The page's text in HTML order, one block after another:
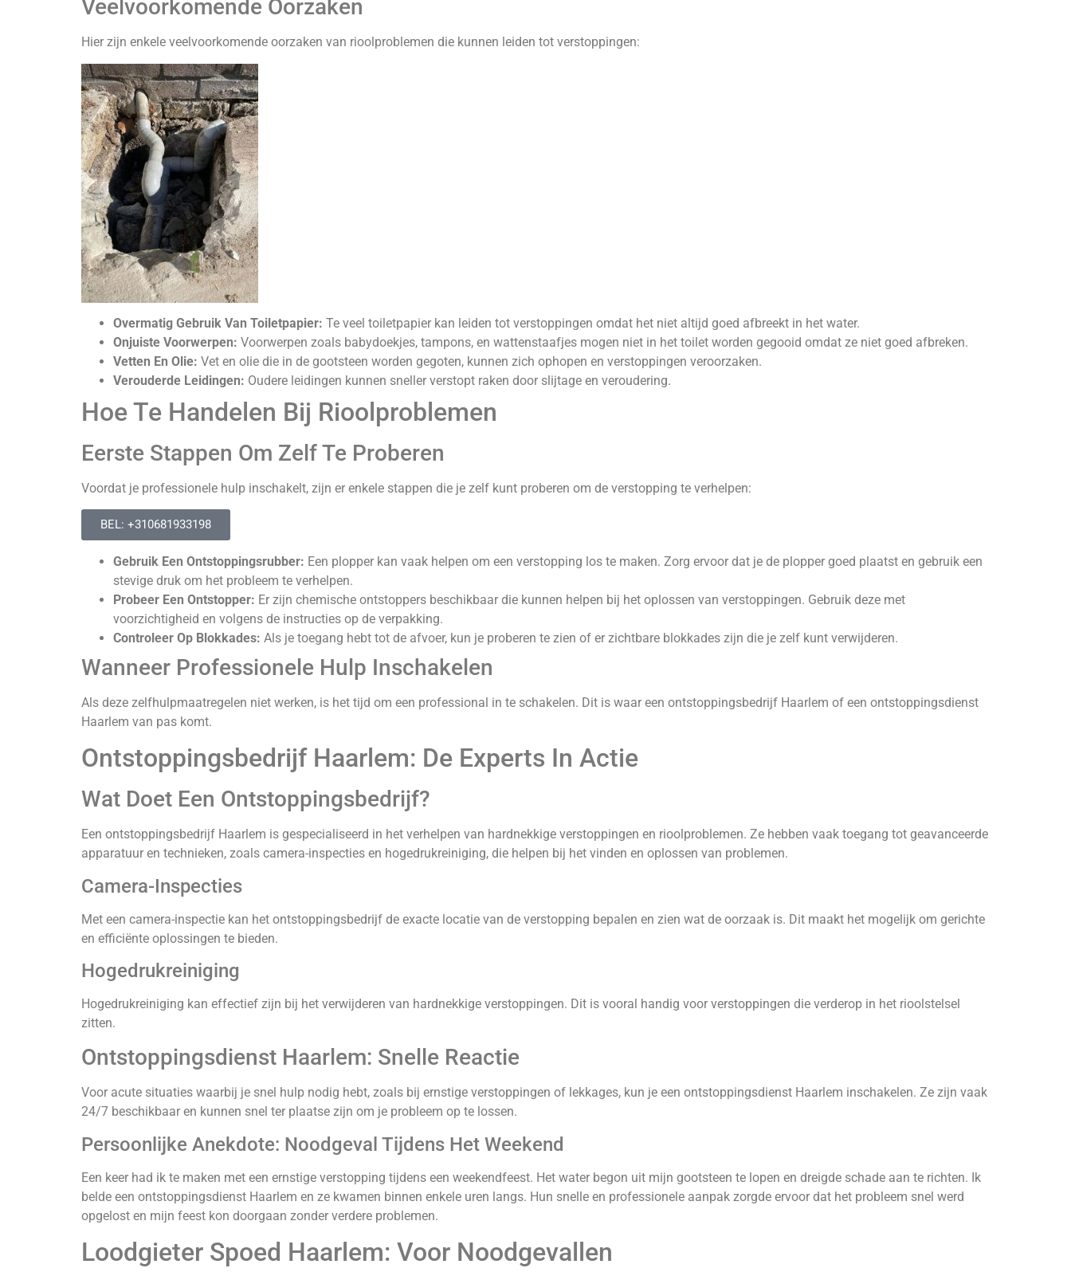
Veelvoorkomende Oorzaken
Hier zijn enkele veelvoorkomende oorzaken van rioolproblemen die kunnen leiden tot verstoppingen:
Overmatig Gebruik Van Toiletpapier: Te veel toiletpapier kan leiden tot verstoppingen omdat het niet altijd goed afbreekt in het water.
Onjuiste Voorwerpen: Voorwerpen zoals babydoekjes, tampons, en wattenstaafjes mogen niet in het toilet worden gegooid omdat ze niet goed afbreken.
Vetten En Olie: Vet en olie die in de gootsteen worden gegoten, kunnen zich ophopen en verstoppingen veroorzaken.
Verouderde Leidingen: Oudere leidingen kunnen sneller verstopt raken door slijtage en veroudering.
Hoe Te Handelen Bij Rioolproblemen
Eerste Stappen Om Zelf Te Proberen
Voordat je professionele hulp inschakelt, zijn er enkele stappen die je zelf kunt proberen om de verstopping te verhelpen:
BEL: +310681933198
Gebruik Een Ontstoppingsrubber: Een plopper kan vaak helpen om een verstopping los te maken. Zorg ervoor dat je de plopper goed plaatst en gebruik een
stevige druk om het probleem te verhelpen.
Probeer Een Ontstopper: Er zijn chemische ontstoppers beschikbaar die kunnen helpen bij het oplossen van verstoppingen. Gebruik deze met
voorzichtigheid en volgens de instructies op de verpakking.
Controleer Op Blokkades: Als je toegang hebt tot de afvoer, kun je proberen te zien of er zichtbare blokkades zijn die je zelf kunt verwijderen.
Wanneer Professionele Hulp Inschakelen
Als deze zelfhulpmaatregelen niet werken, is het tijd om een professional in te schakelen. Dit is waar een ontstoppingsbedrijf Haarlem of een ontstoppingsdienst
Haarlem van pas komt.
Ontstoppingsbedrijf Haarlem: De Experts In Actie
Wat Doet Een Ontstoppingsbedrijf?
Een ontstoppingsbedrijf Haarlem is gespecialiseerd in het verhelpen van hardnekkige verstoppingen en rioolproblemen. Ze hebben vaak toegang tot geavanceerde
apparatuur en technieken, zoals camera-inspecties en hogedrukreiniging, die helpen bij het vinden en oplossen van problemen.
Camera-Inspecties
Met een camera-inspectie kan het ontstoppingsbedrijf de exacte locatie van de verstopping bepalen en zien wat de oorzaak is. Dit maakt het mogelijk om gerichte
en efficiënte oplossingen te bieden.
Hogedrukreiniging
Hogedrukreiniging kan effectief zijn bij het verwijderen van hardnekkige verstoppingen. Dit is vooral handig voor verstoppingen die verderop in het rioolstelsel
zitten.
Ontstoppingsdienst Haarlem: Snelle Reactie
Voor acute situaties waarbij je snel hulp nodig hebt, zoals bij ernstige verstoppingen of lekkages, kun je een ontstoppingsdienst Haarlem inschakelen. Ze zijn vaak
24/7 beschikbaar en kunnen snel ter plaatse zijn om je probleem op te lossen.
Persoonlijke Anekdote: Noodgeval Tijdens Het Weekend
Een keer had ik te maken met een ernstige verstopping tijdens een weekendfeest. Het water begon uit mijn gootsteen te lopen en dreigde schade aan te richten. Ik
belde een ontstoppingsdienst Haarlem en ze kwamen binnen enkele uren langs. Hun snelle en professionele aanpak zorgde ervoor dat het probleem snel werd
opgelost en mijn feest kon doorgaan zonder verdere problemen.
Loodgieter Spoed Haarlem: Voor Noodgevallen